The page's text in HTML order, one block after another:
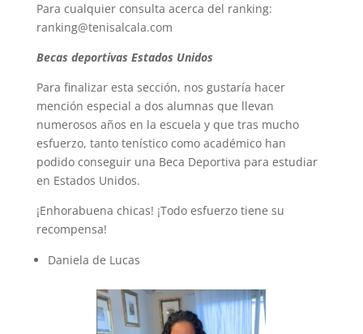
Para cualquier consulta acerca del ranking:
ranking@tenisalcala.com
Becas deportivas Estados Unidos
Para finalizar esta sección, nos gustaría hacer
mención especial a dos alumnas que llevan
numerosos años en la escuela y que tras mucho
esfuerzo, tanto tenístico como académico han
podido conseguir una Beca Deportiva para estudiar
en Estados Unidos.
¡Enhorabuena chicas! ¡Todo esfuerzo tiene su
recompensa!
Daniela de Lucas